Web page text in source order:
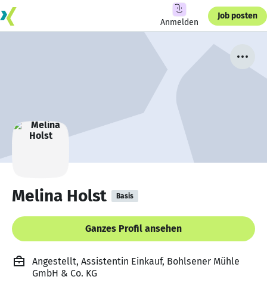
Anmelden
Job posten
Melina Holst Basis
Ganzes Profil ansehen
Angestellt, Assistentin Einkauf, Bohlsener Mühle
GmbH & Co. KG